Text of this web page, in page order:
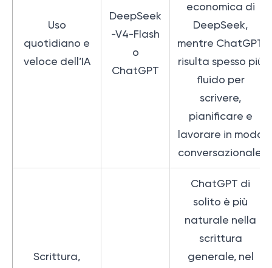
Uso
quotidiano e
veloce dell’IA
DeepSeek
-V4-Flash
o
ChatGPT
economica di
DeepSeek,
mentre ChatGPT
risulta spesso più
fluido per
scrivere,
pianificare e
lavorare in modo
conversazionale.
Scrittura,
ChatGPT di
solito è più
naturale nella
scrittura
generale, nel